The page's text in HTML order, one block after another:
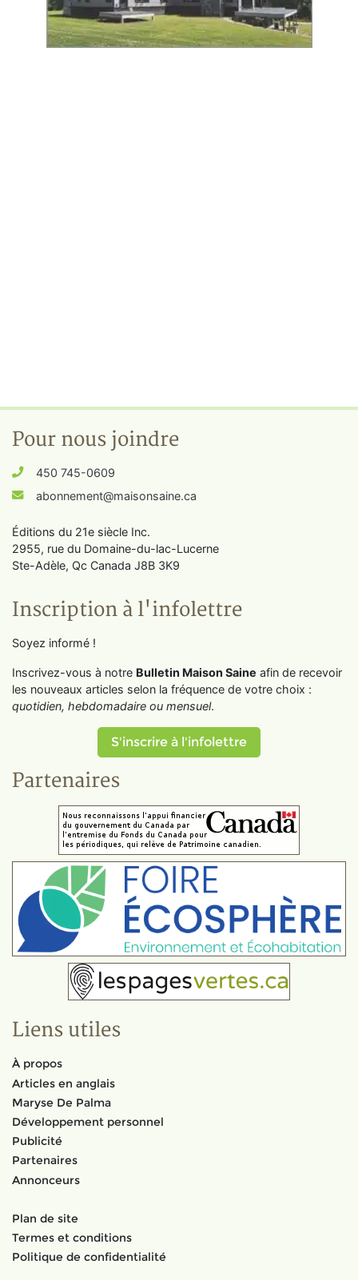
Pour nous joindre
450 745-0609
abonnement@maisonsaine.ca
Éditions du 21e siècle Inc.
2955, rue du Domaine-du-lac-Lucerne
Ste-Adèle, Qc Canada J8B 3K9
Inscription à l'infolettre
Soyez informé !
Inscrivez-vous à notre Bulletin Maison Saine afin de recevoir
les nouveaux articles selon la fréquence de votre choix :
quotidien, hebdomadaire ou mensuel.
S'inscrire à l'infolettre
Partenaires
Liens utiles
À propos
Articles en anglais
Maryse De Palma
Développement personnel
Publicité
Partenaires
Annonceurs
Plan de site
Termes et conditions
Politique de confidentialité